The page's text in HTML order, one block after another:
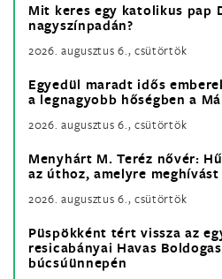
Mit keres egy katolikus pap
nagyszínpadán?
2026. augusztus 6., csütörtök
Egyedül maradt idős
a legnagyobb hőségben a
2026. augusztus 6., csütörtök
Menyhárt M. Teréz nővér:
az úthoz, amelyre
2026. augusztus 6., csütörtök
Püspökként tért vissza az
resicabányai Havas
búcsúünnepén